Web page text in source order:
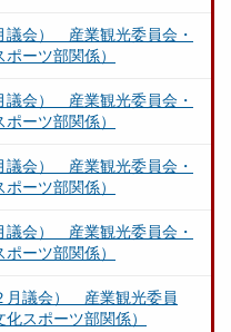
議会） 産業観光委員会・
ーツ部関係）
議会） 産業観光委員会・
ーツ部関係）
議会） 産業観光委員会・
ーツ部関係）
議会） 産業観光委員会・
ーツ部関係）
月議会） 産業観光委員
スポーツ部関係）